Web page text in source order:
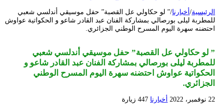
الرئيسية/ أخبارنا/” لو حكاولي عل القصبة” حفل موسيقي أندلسي شعبي
للمطربة ليلى بورصالي بمشاركة الفنان عبد القادر شاعو و الحكواتية عواوش
احتضنه سهرة اليوم المسرح الوطني الجزائري.
” لو حكاولي عل القصبة” حفل موسيقي أندلسي شعبي
للمطربة ليلى بورصالي بمشاركة الفنان عبد القادر شاعو و
الحكواتية عواوش احتضنه سهرة اليوم المسرح الوطني
الجزائري.
22 نوفمبر، 2022 أخبارنا 447 زيارة